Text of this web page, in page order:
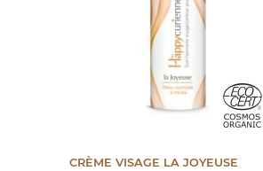
CRÈME VISAGE LA JOYEUSE